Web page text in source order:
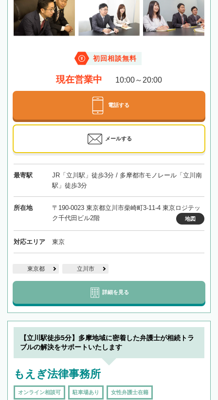
初回相談無料
現在営業中 10:00～20:00
電話する
メールする
最寄駅
JR「立川駅」徒歩3分 / 多摩都市モノレール「立川南
駅」徒歩3分
所在地
〒190-0023 東京都立川市柴崎町3-11-4 東京ロジテッ
ク千代田ビル2階
地図
対応エリア 東京
東京都 立川市
詳細を見る
【立川駅徒歩5分】多摩地域に密着した弁護士が相続トラ
ブルの解決をサポートいたします
もえぎ法律事務所
オンライン相談可 駐車場あり 女性弁護士在籍